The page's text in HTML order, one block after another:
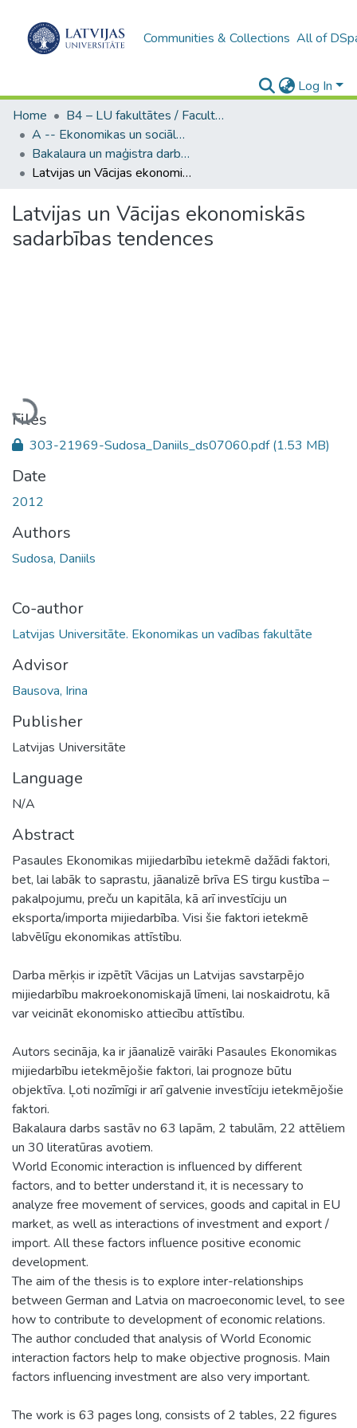
Communities & Collections All of
Log In
Home
B4 – LU fakultātes / Faculties of the UL
A -- Ekonomikas un sociālo zinātņu fakultāte / Faculty of Economics and Social Sciences
Bakalaura un maģistra darbi (ESZF) / Bachelor's and Master's theses
Latvijas un Vācijas ekonomiskās sadarbības tendences
Latvijas un Vācijas ekonomiskās
sadarbības tendences
Loading...
Files
303-21969-Sudosa_Daniils_ds07060.pdf(1.53 MB)
Date
2012
Authors
Sudosa, Daniils
Co-author
Latvijas Universitāte. Ekonomikas un vadības fakultāte
Advisor
Bausova, Irina
Publisher
Latvijas Universitāte
Language
N/A
Abstract
Pasaules Ekonomikas mijiedarbību ietekmē dažādi faktori,
bet, lai labāk to saprastu, jāanalizē brīva ES tirgu kustība –
pakalpojumu, preču un kapitāla, kā arī investīciju un
eksporta/importa mijiedarbība. Visi šie faktori ietekmē
labvēlīgu ekonomikas attīstību.
Darba mērķis ir izpētīt Vācijas un Latvijas savstarpējo
mijiedarbību makroekonomiskajā līmeni, lai noskaidrotu, kā
var veicināt ekonomisko attiecību attīstību.
Autors secināja, ka ir jāanalizē vairāki Pasaules Ekonomikas
mijiedarbību ietekmējošie faktori, lai prognoze būtu
objektīva. Ļoti nozīmīgi ir arī galvenie investīciju ietekmējošie
faktori.
Bakalaura darbs sastāv no 63 lapām, 2 tabulām, 22 attēliem
un 30 literatūras avotiem.
World Economic interaction is influenced by different
factors, and to better understand it, it is necessary to
analyze free movement of services, goods and capital in EU
market, as well as interactions of investment and export /
import. All these factors influence positive economic
development.
The aim of the thesis is to explore inter-relationships
between German and Latvia on macroeconomic level, to see
how to contribute to development of economic relations.
The author concluded that analysis of World Economic
interaction factors help to make objective prognosis. Main
factors influencing investment are also very important.
The work is 63 pages long, consists of 2 tables, 22 figures